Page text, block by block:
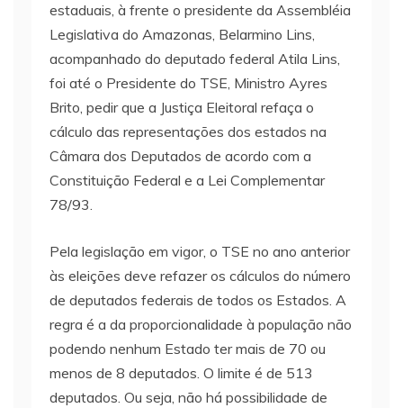
estaduais, à frente o presidente da Assembléia
Legislativa do Amazonas, Belarmino Lins,
acompanhado do deputado federal Atila Lins,
foi até o Presidente do TSE, Ministro Ayres
Brito, pedir que a Justiça Eleitoral refaça o
cálculo das representações dos estados na
Câmara dos Deputados de acordo com a
Constituição Federal e a Lei Complementar
78/93.
Pela legislação em vigor, o TSE no ano anterior
às eleições deve refazer os cálculos do número
de deputados federais de todos os Estados. A
regra é a da proporcionalidade à população não
podendo nenhum Estado ter mais de 70 ou
menos de 8 deputados. O limite é de 513
deputados. Ou seja, não há possibilidade de